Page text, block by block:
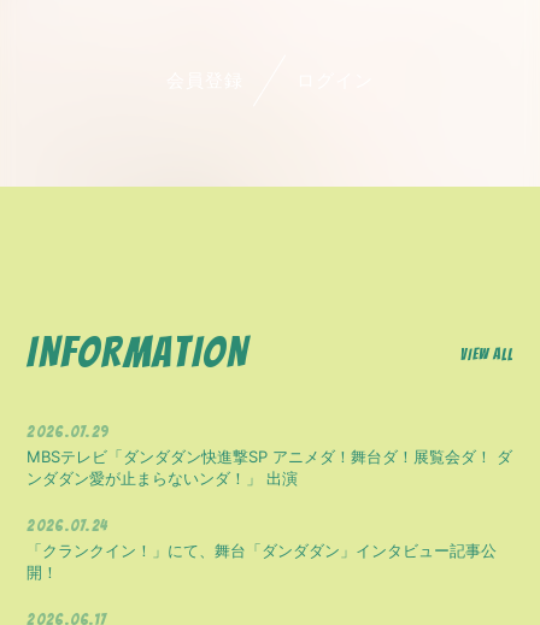
INFORMATION VIEW ALL
2026.07.29
MBSテレビ「ダンダダン快進撃SP アニメダ！舞台ダ！展覧会ダ！ ダ
ンダダン愛が止まらないンダ！」 出演
2026.07.24
「クランクイン！」にて、舞台「ダンダダン」インタビュー記事公
開！
2026.06.17